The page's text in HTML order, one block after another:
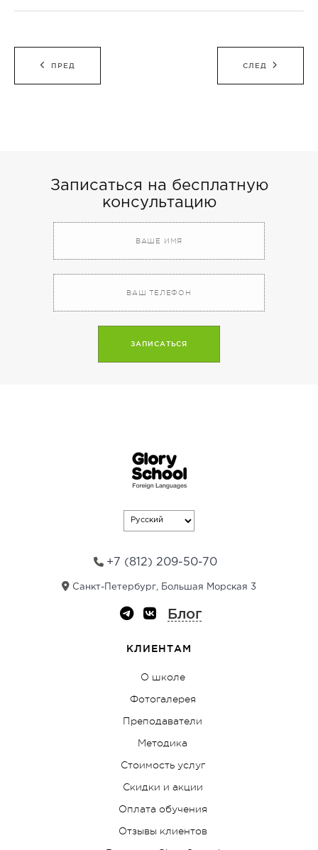
ПРЕД СЛЕД
Записаться на бесплатную
консультацию
+7 (812) 209-50-70
Санкт-Петербург, Большая Морская 3
Блог
КЛИЕНТАМ
О школе
Фотогалерея
Преподаватели
Методика
Стоимость услуг
Скидки и акции
Оплата обучения
Отзывы клиентов